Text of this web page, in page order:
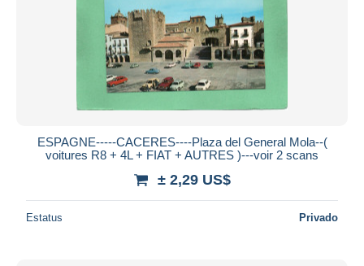
ESPAGNE-----CACERES----Plaza del General Mola--(
voitures R8 + 4L + FIAT + AUTRES )---voir 2 scans
± 2,29 US$
Estatus Privado